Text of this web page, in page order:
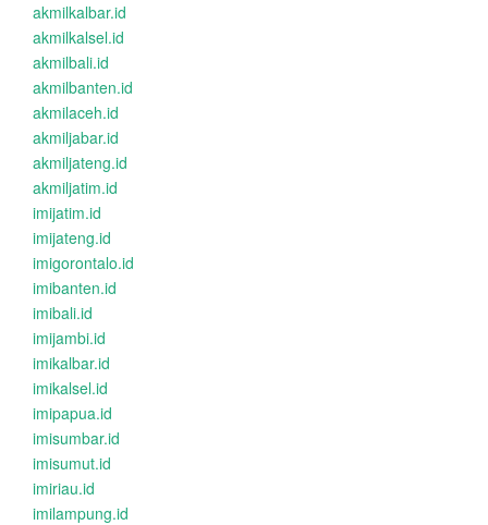
akmilkalbar.id
akmilkalsel.id
akmilbali.id
akmilbanten.id
akmilaceh.id
akmiljabar.id
akmiljateng.id
akmiljatim.id
imijatim.id
imijateng.id
imigorontalo.id
imibanten.id
imibali.id
imijambi.id
imikalbar.id
imikalsel.id
imipapua.id
imisumbar.id
imisumut.id
imiriau.id
imilampung.id